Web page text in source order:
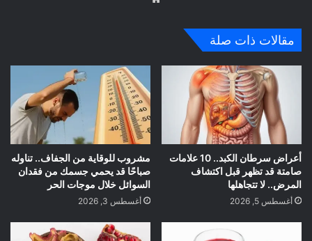
مقالات ذات صلة
أعراض سرطان الكبد.. 10 علامات
صامتة قد تظهر قبل اكتشاف
المرض.. لا تتجاهلها
أغسطس 5, 2026
مشروب للوقاية من الجفاف.. تناوله
صباحًا قد يحمي جسمك من فقدان
السوائل خلال موجات الحر
أغسطس 3, 2026